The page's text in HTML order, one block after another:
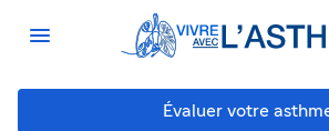

Évaluer votre